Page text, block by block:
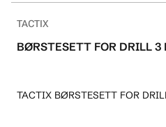
TACTIX
BØRSTESETT FOR DRILL 3
TACTIX BØRSTESETT FOR